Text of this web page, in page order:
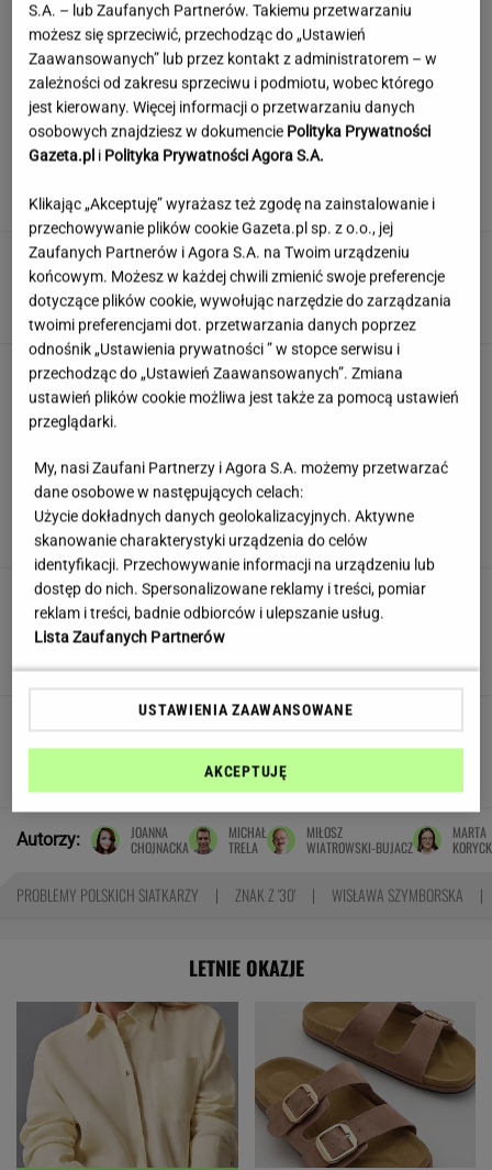
Niezwykłe zjawisko w Polsce. Ekspert radzi
odłożyć płyty CD i okulary
Zmysłowa choreografia Lesar i Zillmann.
Zaprezentowały ją podczas ślubu
Rozpoznasz kraj po trzech słowach? Sprawdź
to w quizie geograficznym
Skandynawskie śniadania mistrzów. Te smaki
budzą lepiej niż kawa
MATERIAŁ PROMOCYJNY
Anastazja Kuś została mistrzynią
świata. "Kariera przez pośladki"? Mamy
komentarz
SUBSKRYPCJA
Pensje lekarzy. Specjalista
hematolog dostał podwyżkę, ale zarabia mniej
SUBSKRYPCJA
Autorzy:
JOANNA
CHOJNACKA
MICHAŁ
TRELA
MIŁOSZ
WIATROWSKI-BUJACZ
MARTA
PROBLEMY POLSKICH SIATKARZY ZNAK Z '30' WISŁAWA SZYMBORSKA
LETNIE OKAZJE
S.A. – lub Zaufanych Partnerów. Takiemu przetwarzaniu
możesz się sprzeciwić, przechodząc do „Ustawień
Zaawansowanych” lub przez kontakt z administratorem – w
zależności od zakresu sprzeciwu i podmiotu, wobec którego
jest kierowany. Więcej informacji o przetwarzaniu danych
osobowych znajdziesz w dokumencie Polityka Prywatności
Gazeta.pl i Polityka Prywatności Agora S.A.
Klikając „Akceptuję” wyrażasz też zgodę na zainstalowanie i
przechowywanie plików cookie Gazeta.pl sp. z o.o., jej
Zaufanych Partnerów i Agora S.A. na Twoim urządzeniu
końcowym. Możesz w każdej chwili zmienić swoje preferencje
dotyczące plików cookie, wywołując narzędzie do zarządzania
twoimi preferencjami dot. przetwarzania danych poprzez
odnośnik „Ustawienia prywatności ” w stopce serwisu i
przechodząc do „Ustawień Zaawansowanych”. Zmiana
ustawień plików cookie możliwa jest także za pomocą ustawień
przeglądarki.
My, nasi Zaufani Partnerzy i Agora S.A. możemy przetwarzać
dane osobowe w następujących celach:
Użycie dokładnych danych geolokalizacyjnych. Aktywne
skanowanie charakterystyki urządzenia do celów
identyfikacji. Przechowywanie informacji na urządzeniu lub
dostęp do nich. Spersonalizowane reklamy i treści, pomiar
reklam i treści, badnie odbiorców i ulepszanie usług.
Lista Zaufanych Partnerów
USTAWIENIA ZAAWANSOWANE
AKCEPTUJĘ